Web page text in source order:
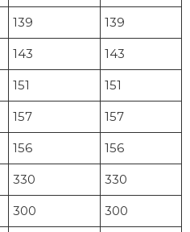
139 139
143 143
151 151
157 157
156 156
330 330
300 300